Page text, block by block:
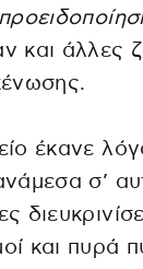
και άλλες
έκανε
σ’
και πυρά